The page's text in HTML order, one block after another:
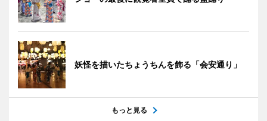
妖怪を描いたちょうちんを飾る「会安通り」
もっと見る